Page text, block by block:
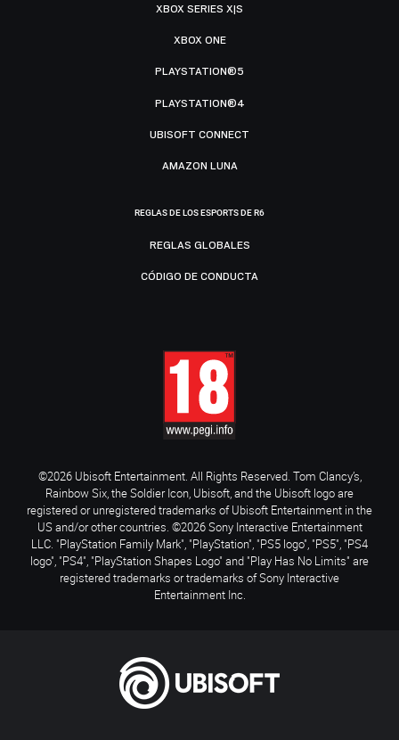
XBOX SERIES X|S
XBOX ONE
PLAYSTATION®5
PLAYSTATION®4
UBISOFT CONNECT
AMAZON LUNA
REGLAS DE LOS ESPORTS DE R6
REGLAS GLOBALES
CÓDIGO DE CONDUCTA
©2026 Ubisoft Entertainment. All Rights Reserved. Tom Clancy’s,
Rainbow Six, the Soldier Icon, Ubisoft, and the Ubisoft logo are
registered or unregistered trademarks of Ubisoft Entertainment in the
US and/or other countries. ©2026 Sony Interactive Entertainment
LLC. "PlayStation Family Mark", "PlayStation", "PS5 logo", "PS5", "PS4
logo", "PS4", "PlayStation Shapes Logo" and "Play Has No Limits" are
registered trademarks or trademarks of Sony Interactive
Entertainment Inc.